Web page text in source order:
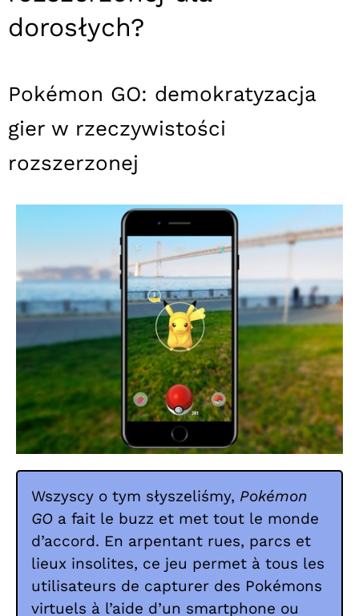
dorosłych?
Pokémon GO: demokratyzacja
gier w rzeczywistości
rozszerzonej
Wszyscy o tym słyszeliśmy, Pokémon
GO a fait le buzz et met tout le monde
d’accord. En arpentant rues, parcs et
lieux insolites, ce jeu permet à tous les
utilisateurs de capturer des Pokémons
virtuels à l’aide d’un smartphone ou